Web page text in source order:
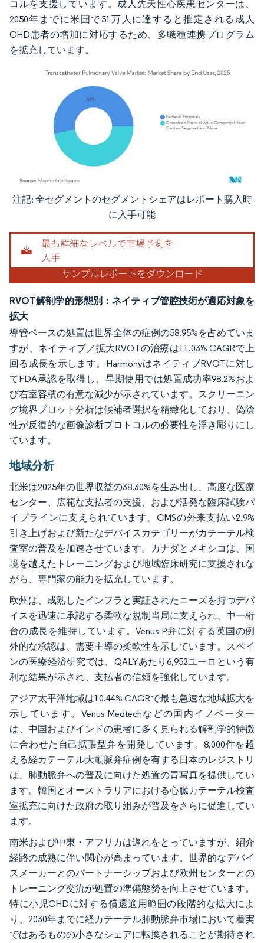
コルを支援しています。成人先天性心疾患センターは、
2050年までに米国で51万人に達すると推定される成人
CHD患者の増加に対応するため、多職種連携プログラム
を拡充しています。
画像 © Mordor Intelligence。再利用にはCC BY 4.0の表示が必要です。
注記: 全セグメントのセグメントシェアはレポート購入時
に入手可能
RVOT解剖学的形態別：ネイティブ管腔技術が適応対象を
拡大
導管ベースの処置は世界全体の症例の58.95%を占めていま
すが、ネイティブ／拡大RVOTの治療は11.03% CAGRで上
回る成長を示します。HarmonyはネイティブRVOTに対し
てFDA承認を取得し、早期使用では処置成功率98.2%およ
び右室容積の有意な減少が示されています。スクリーニン
グ境界プロット分析は候補者選択を精緻化しており、偽陰
性が反復的な画像診断プロトコルの必要性を浮き彫りにし
ています。
地域分析
北米は2025年の世界収益の38.30%を生み出し、高度な医療
センター、広範な支払者の支援、および活発な臨床試験パ
イプラインに支えられています。CMSの外来支払い2.9%
引き上げおよび新たなデバイスカテゴリーがカテーテル検
査室の普及を加速させています。カナダとメキシコは、国
境を越えたトレーニングおよび地域臨床研究に支援されな
がら、専門家の能力を拡充しています。
欧州は、成熟したインフラと実証されたニーズを持つデバ
イスを迅速に承認する柔軟な規制当局に支えられ、中一桁
台の成長を維持しています。Venus P弁に対する英国の例
外的な承認は、需要主導の柔軟性を示しています。スペイ
ンの医療経済研究では、QALYあたり6,952ユーロという有
利な結果が示され、支払者の信頼を強化しています。
アジア太平洋地域は10.44% CAGRで最も急速な地域拡大を
示しています。Venus Medtechなどの国内イノベーター
は、中国およびインドの患者に多く見られる解剖学的特徴
に合わせた自己拡張型弁を開発しています。8,000件を超
える経カテーテル大動脈弁症例を有する日本のレジストリ
は、肺動脈弁への普及に向けた処置の青写真を提供してい
ます。韓国とオーストラリアにおける心臓カテーテル検査
室拡充に向けた政府の取り組みが普及をさらに促進してい
ます。
南米および中東・アフリカは遅れをとっていますが、紹介
経路の成熟に伴い関心が高まっています。世界的なデバイ
スメーカーとのパートナーシップおよび欧州センターとの
トレーニング交流が処置の準備態勢を向上させています。
特に小児CHDに対する償還適用範囲の段階的な拡大によ
り、2030年までに経カテーテル肺動脈弁市場において着実
ではあるものの小さなシェアに転換されることが期待され